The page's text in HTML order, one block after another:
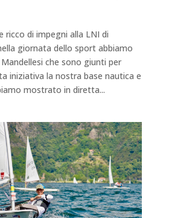
ricco di impegni alla LNI di
giornata dello sport abbiamo
che sono giunti per
iniziativa la nostra base nautica e
mostrato in diretta...